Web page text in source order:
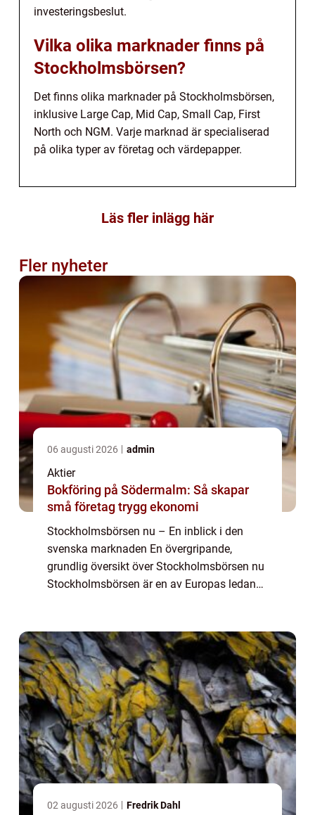
investeringsbeslut.
Vilka olika marknader finns på
Stockholmsbörsen?
Det finns olika marknader på Stockholmsbörsen,
inklusive Large Cap, Mid Cap, Small Cap, First
North och NGM. Varje marknad är specialiserad
på olika typer av företag och värdepapper.
Läs fler inlägg här
Fler nyheter
06 augusti 2026 admin
Aktier
Bokföring på Södermalm: Så skapar
små företag trygg ekonomi
Stockholmsbörsen nu – En inblick i den
svenska marknaden En övergripande,
grundlig översikt över Stockholmsbörsen nu
Stockholmsbörsen är en av Europas ledande
02 augusti 2026 Fredrik Dahl